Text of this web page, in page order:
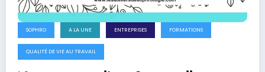
SOPHRO A LA UNE ENTREPRISES FORMATIONS
QUALITÉ DE VIE AU TRAVAIL